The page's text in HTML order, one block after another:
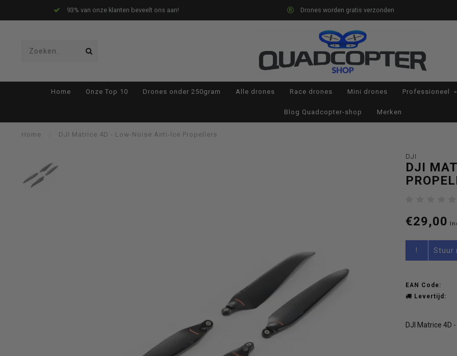
93% van onze klanten beveelt ons aan! Drones worden gratis verzonden
Home Onze Top 10 Drones onder 250gram Alle drones Race drones Mini drones Professioneel
Blog Quadcopter-shop Merken
Home DJI Matrice 4D - Low-Noise Anti-lce Propellers
DJI
DJI
€29,00
! Stuur
EAN Code:
Levertijd:
DJI Matrice 4D